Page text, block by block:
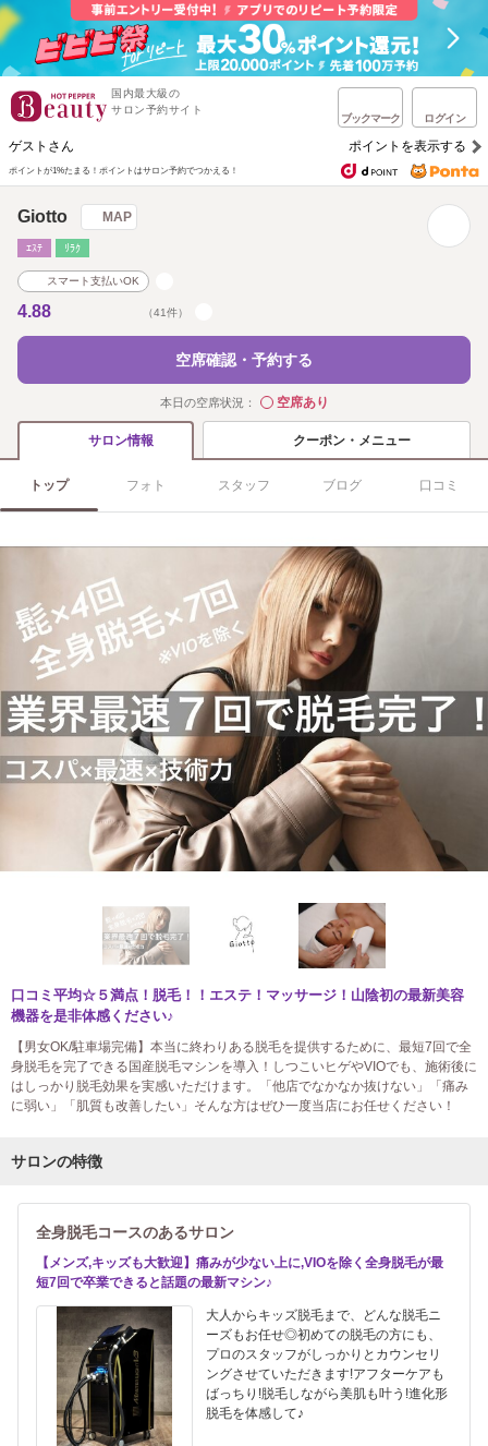
国内最大級の
サロン予約サイト
ブックマーク ログイン
ゲストさん ポイントを表示する
ポイントが1%たまる！ ポイントはサロン予約でつかえる！
Giotto MAP
ｴｽﾃ ﾘﾗｸ
スマート支払いOK
4.88 （41件）
空席確認・予約する
本日の空席状況： ◯空席あり
サロン情報 クーポン・メニュー
トップ フォト スタッフ ブログ 口コミ
口コミ平均☆５満点！脱毛！！エステ！マッサージ！山陰初の最新美容
機器を是非体感ください♪
【男女OK/駐車場完備】本当に終わりある脱毛を提供するために、最短7回で全
身脱毛を完了できる国産脱毛マシンを導入！しつこいヒゲやVIOでも、施術後に
はしっかり脱毛効果を実感いただけます。「他店でなかなか抜けない」「痛み
に弱い」「肌質も改善したい」そんな方はぜひ一度当店にお任せください！
サロンの特徴
全身脱毛コースのあるサロン
【メンズ,キッズも大歓迎】痛みが少ない上に,VIOを除く全身脱毛が最
短7回で卒業できると話題の最新マシン♪
大人からキッズ脱毛まで、どんな脱毛ニ
ーズもお任せ◎初めての脱毛の方にも、
プロのスタッフがしっかりとカウンセリ
ングさせていただきます!アフターケアも
ばっちり!脱毛しながら美肌も叶う!進化形
脱毛を体感して♪